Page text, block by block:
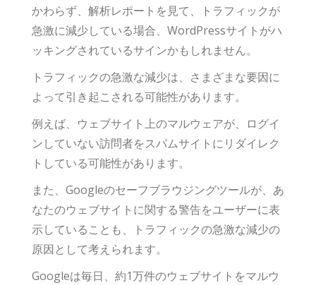
かわらず、解析レポートを見て、トラフィックが
急激に減少している場合、WordPressサイトがハ
ッキングされているサインかもしれません。
トラフィックの急激な減少は、さまざまな要因に
よって引き起こされる可能性があります。
例えば、ウェブサイト上のマルウェアが、ログイ
ンしていない訪問者をスパムサイトにリダイレク
トしている可能性があります。
また、Googleのセーフブラウジングツールが、あ
なたのウェブサイトに関する警告をユーザーに表
示していることも、トラフィックの急激な減少の
原因として考えられます。
Googleは毎日、約1万件のウェブサイトをマルウ